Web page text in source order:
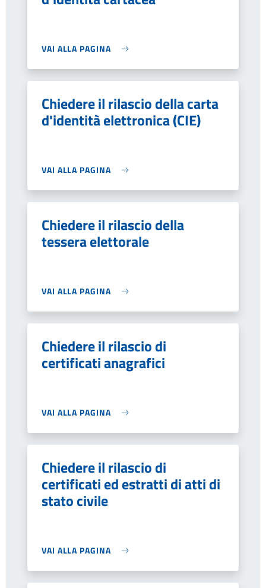
VAI ALLA PAGINA
Chiedere il rilascio della carta
d'identità elettronica (CIE)
VAI ALLA PAGINA
Chiedere il rilascio della
tessera elettorale
VAI ALLA PAGINA
Chiedere il rilascio di
certificati anagrafici
VAI ALLA PAGINA
Chiedere il rilascio di
certificati ed estratti di atti di
stato civile
VAI ALLA PAGINA